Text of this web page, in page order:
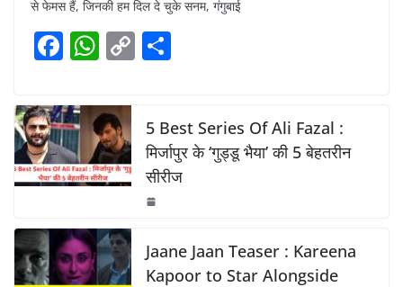
e
b
o
k
s
A
p
y
Li
k
e
से फेमस हैं, जिनकी हम दिल दे चुके सनम, गंगुबाई
F
c
e
b
o
o
k
W
at
s
A
p
p
C
y
Li
n
k
e
5 Best Series Of Ali Fazal :
मिर्जापुर के ‘गुड्डू भैया’ की 5 बेहतरीन
सीरीज
Jaane Jaan Teaser : Kareena
Kapoor to Star Alongside